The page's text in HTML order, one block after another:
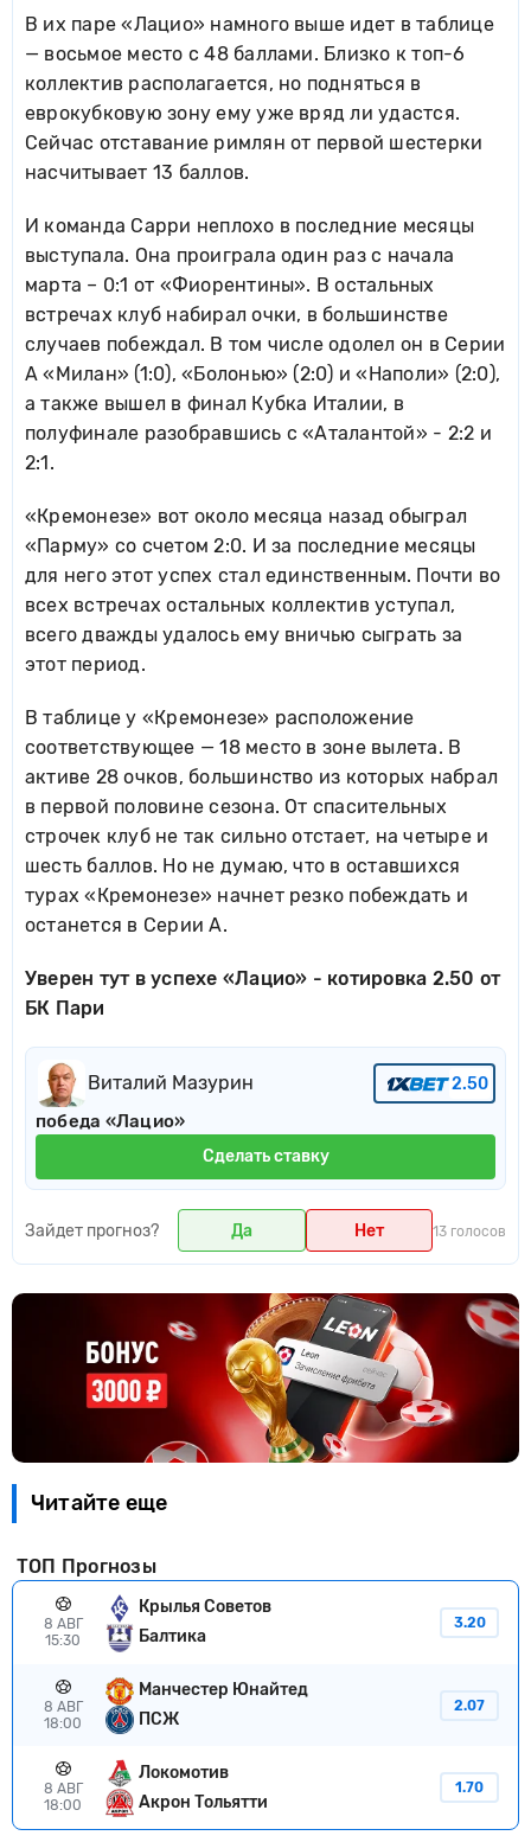
В их паре «Лацио» намного выше идет в таблице
— восьмое место с 48 баллами. Близко к топ-6
коллектив располагается, но подняться в
еврокубковую зону ему уже вряд ли удастся.
Сейчас отставание римлян от первой шестерки
насчитывает 13 баллов.
И команда Сарри неплохо в последние месяцы
выступала. Она проиграла один раз с начала
марта – 0:1 от «Фиорентины». В остальных
встречах клуб набирал очки, в большинстве
случаев побеждал. В том числе одолел он в Серии
А «Милан» (1:0), «Болонью» (2:0) и «Наполи» (2:0),
а также вышел в финал Кубка Италии, в
полуфинале разобравшись с «Аталантой» - 2:2 и
2:1.
«Кремонезе» вот около месяца назад обыграл
«Парму» со счетом 2:0. И за последние месяцы
для него этот успех стал единственным. Почти во
всех встречах остальных коллектив уступал,
всего дважды удалось ему вничью сыграть за
этот период.
В таблице у «Кремонезе» расположение
соответствующее — 18 место в зоне вылета. В
активе 28 очков, большинство из которых набрал
в первой половине сезона. От спасительных
строчек клуб не так сильно отстает, на четыре и
шесть баллов. Но не думаю, что в оставшихся
турах «Кремонезе» начнет резко побеждать и
останется в Серии А.
Уверен тут в успехе «Лацио» - котировка 2.50 от
БК Пари
Виталий Мазурин 2.50
победа «Лацио»
Сделать ставку
Зайдет прогноз? Да Нет 13 голосов
Читайте еще
ТОП Прогнозы
8 АВГ
15:30
Крылья Советов
Балтика
3.20
8 АВГ
18:00
Манчестер Юнайтед
ПСЖ
2.07
8 АВГ
18:00
Локомотив
Акрон Тольятти
1.70